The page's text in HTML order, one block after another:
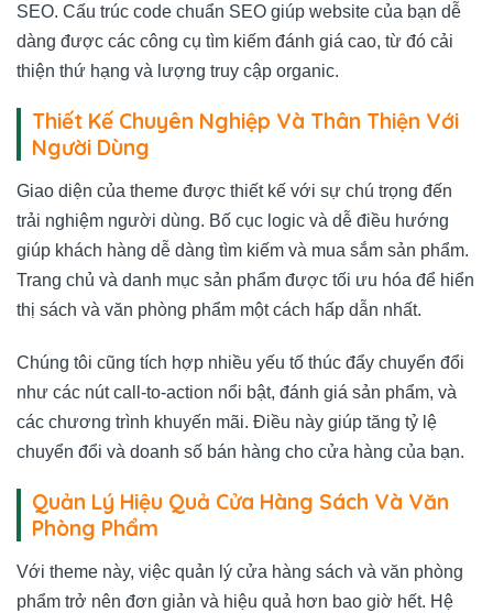
SEO. Cấu trúc code chuẩn SEO giúp website của bạn dễ
dàng được các công cụ tìm kiếm đánh giá cao, từ đó cải
thiện thứ hạng và lượng truy cập organic.
Thiết Kế Chuyên Nghiệp Và Thân Thiện Với
Người Dùng
Giao diện của theme được thiết kế với sự chú trọng đến
trải nghiệm người dùng. Bố cục logic và dễ điều hướng
giúp khách hàng dễ dàng tìm kiếm và mua sắm sản phẩm.
Trang chủ và danh mục sản phẩm được tối ưu hóa để hiển
thị sách và văn phòng phẩm một cách hấp dẫn nhất.
Chúng tôi cũng tích hợp nhiều yếu tố thúc đẩy chuyển đổi
như các nút call-to-action nổi bật, đánh giá sản phẩm, và
các chương trình khuyến mãi. Điều này giúp tăng tỷ lệ
chuyển đổi và doanh số bán hàng cho cửa hàng của bạn.
Quản Lý Hiệu Quả Cửa Hàng Sách Và Văn
Phòng Phẩm
Với theme này, việc quản lý cửa hàng sách và văn phòng
phẩm trở nên đơn giản và hiệu quả hơn bao giờ hết. Hệ